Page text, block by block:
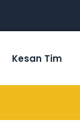
Kesan Tim